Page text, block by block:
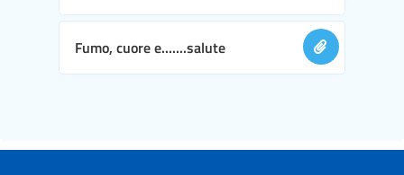
Fumo, cuore e.......salute